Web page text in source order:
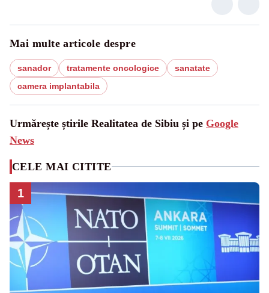
Mai multe articole despre
sanador tratamente oncologice
sanatate
camera implantabila
Urmărește știrile Realitatea de Sibiu și pe Google
News
CELE MAI CITITE
1